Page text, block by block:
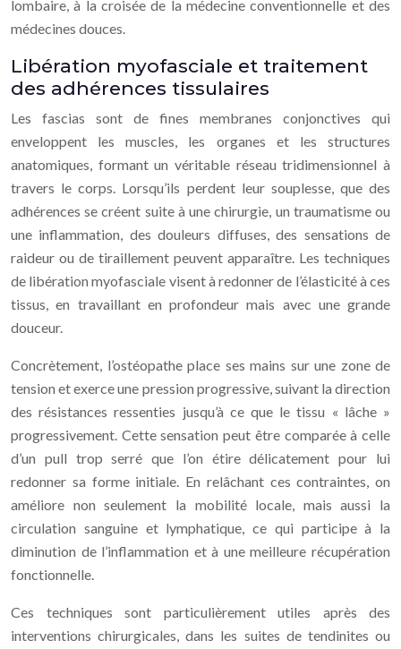
lombaire, à la croisée de la médecine conventionnelle et des
médecines douces.
Libération myofasciale et traitement
des adhérences tissulaires
Les fascias sont de fines membranes conjonctives qui
enveloppent les muscles, les organes et les structures
anatomiques, formant un véritable réseau tridimensionnel à
travers le corps. Lorsqu’ils perdent leur souplesse, que des
adhérences se créent suite à une chirurgie, un traumatisme ou
une inflammation, des douleurs diffuses, des sensations de
raideur ou de tiraillement peuvent apparaître. Les techniques
de libération myofasciale visent à redonner de l’élasticité à ces
tissus, en travaillant en profondeur mais avec une grande
douceur.
Concrètement, l’ostéopathe place ses mains sur une zone de
tension et exerce une pression progressive, suivant la direction
des résistances ressenties jusqu’à ce que le tissu « lâche »
progressivement. Cette sensation peut être comparée à celle
d’un pull trop serré que l’on étire délicatement pour lui
redonner sa forme initiale. En relâchant ces contraintes, on
améliore non seulement la mobilité locale, mais aussi la
circulation sanguine et lymphatique, ce qui participe à la
diminution de l’inflammation et à une meilleure récupération
fonctionnelle.
Ces techniques sont particulièrement utiles après des
interventions chirurgicales, dans les suites de tendinites ou